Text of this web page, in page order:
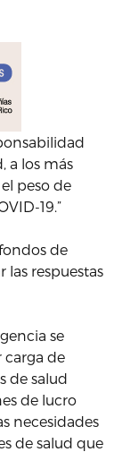
a los más
peso de
19.”
de
las respuestas
se
carga de
de salud
de lucro
necesidades
de salud que